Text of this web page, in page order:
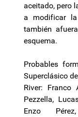
aceitado, pero
a modificar
también
esquema.
Probables
Superclásico
River: Franco
Pezzella,
Enzo